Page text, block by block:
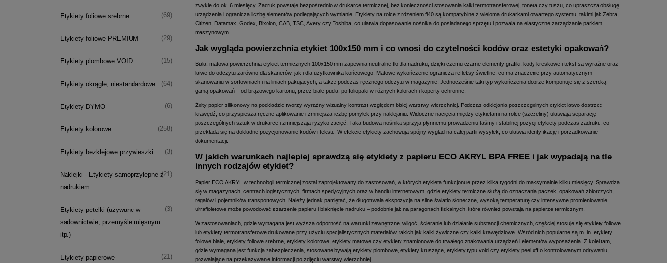
Etykiety foliowe srebrne (69)
Etykiety foliowe PREMIUM (29)
Etykiety plombowe VOID (15)
Etykiety okrągłe, niestandardowe (64)
Etykiety DYMO (6)
Etykiety kolorowe (258)
Etykiety bezklejowe przywieszki (3)
Naklejki - Etykiety samoprzylepne z
nadrukiem
(21)
Etykiety pętelki (używane w
sadownictwie, przemyśle mięsnym
itp.)
(3)
Etykiety papierowe (21)
zwykle do ok. 6 miesięcy. Zadruk powstaje bezpośrednio w drukarce termicznej, bez konieczności stosowania kalki termotransferowej, tonera czy tuszu, co upraszcza obsługę
urządzenia i ogranicza liczbę elementów podlegających wymianie. Etykiety na rolce z rdzeniem fi40 są kompatybilne z wieloma drukarkami otwartego systemu, takimi jak Zebra,
Citizen, Datamax, Godex, Bixolon, CAB, TSC, Avery czy Toshiba, co ułatwia dopasowanie nośnika do posiadanego sprzętu i pozwala na elastyczne zarządzanie parkiem
maszynowym.
Jak wygląda powierzchnia etykiet 100x150 mm i co wnosi do czytelności kodów oraz estetyki opakowań?
Biała, matowa powierzchnia etykiet termicznych 100x150 mm zapewnia neutralne tło dla nadruku, dzięki czemu czarne elementy grafiki, kody kreskowe i tekst są wyraźne oraz
łatwe do odczytu zarówno dla skanerów, jak i dla użytkownika końcowego. Matowe wykończenie ogranicza refleksy świetlne, co ma znaczenie przy automatycznym
skanowaniu w sortowniach i na liniach pakujących, a także podczas ręcznego odczytu w magazynie. Jednocześnie taki typ wykończenia dobrze komponuje się z szeroką
gamą opakowań – od brązowego kartonu, przez białe pudła, po foliopaki w różnych kolorach i koperty ochronne.
Żółty papier silikonowy na podkładzie tworzy wyraźny wizualny kontrast względem białej warstwy wierzchniej. Podczas odklejania poszczególnych etykiet łatwo dostrzec
krawędź, co przyspiesza ręczne aplikowanie i zmniejsza liczbę pomyłek przy naklejaniu. Widoczne nacięcia między etykietami na rolce (szczeliny) ułatwiają separację
poszczególnych sztuk w drukarce i zmniejszają ryzyko zacięć. Taka budowa nośnika sprzyja płynnemu prowadzeniu taśmy i stabilnej pozycji etykiety podczas zadruku, co
przekłada się na dokładne pozycjonowanie kodów i tekstu. W efekcie etykiety zachowują spójny wygląd na całej partii wysyłek, co ułatwia identyfikację i porządkowanie
dokumentacji.
W jakich warunkach najlepiej sprawdzą się etykiety z papieru ECO AKRYL BPA FREE i jak wypadają na tle
innych rodzajów etykiet?
Papier ECO AKRYL w technologii termicznej został zaprojektowany do zastosowań, w których etykieta funkcjonuje przez kilka tygodni do maksymalnie kilku miesięcy. Sprawdza
się w magazynach, centrach logistycznych, firmach spedycyjnych oraz w handlu internetowym, gdzie etykiety termiczne służą do oznaczania paczek, opakowań zbiorczych,
regałów i pojemników transportowych. Należy jednak pamiętać, że długotrwała ekspozycja na silne światło słoneczne, wysoką temperaturę czy intensywne promieniowanie
ultrafioletowe może powodować szarzenie papieru i blaknięcie nadruku – podobnie jak na paragonach fiskalnych, które również powstają na papierze termicznym.
W zastosowaniach, gdzie wymagana jest wyższa odporność na warunki zewnętrzne, wilgoć, ścieranie lub działanie substancji chemicznych, częściej stosuje się etykiety foliowe
lub etykiety termotransferowe drukowane przy użyciu specjalistycznych materiałów, takich jak kalki żywiczne czy kalki krawędziowe. Wśród nich popularne są m. in. etykiety
foliowe białe, etykiety foliowe srebrne, etykiety kolorowe, etykiety matowe czy etykiety znamionowe do trwałego znakowania urządzeń i elementów wyposażenia. Z kolei tam,
gdzie wymagana jest funkcja zabezpieczenia, stosowane bywają etykiety plombowe, etykiety kruszące, etykiety typu void czy etykiety peel off o kontrolowanym odrywaniu,
pozwalające na przekazywanie informacji po zdjęciu warstwy wierzchniej.